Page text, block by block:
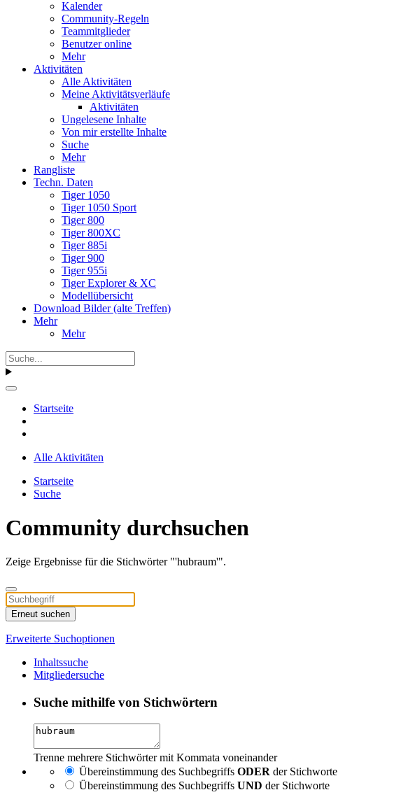
Kalender
Community-Regeln
Teammitglieder
Benutzer online
Mehr
Aktivitäten
Alle Aktivitäten
Meine Aktivitätsverläufe
Aktivitäten
Ungelesene Inhalte
Von mir erstellte Inhalte
Suche
Mehr
Rangliste
Techn. Daten
Tiger 1050
Tiger 1050 Sport
Tiger 800
Tiger 800XC
Tiger 885i
Tiger 900
Tiger 955i
Tiger Explorer & XC
Modellübersicht
Download Bilder (alte Treffen)
Mehr
Mehr
Startseite
Alle Aktivitäten
Startseite
Suche
Community durchsuchen
Zeige Ergebnisse für die Stichwörter "'hubraum'".
Erneut suchen
Erweiterte Suchoptionen
Inhaltssuche
Mitgliedersuche
Suche mithilfe von Stichwörtern
Trenne mehrere Stichwörter mit Kommata voneinander
Übereinstimmung des Suchbegriffs ODER der Stichworte
Übereinstimmung des Suchbegriffs UND der Stichworte